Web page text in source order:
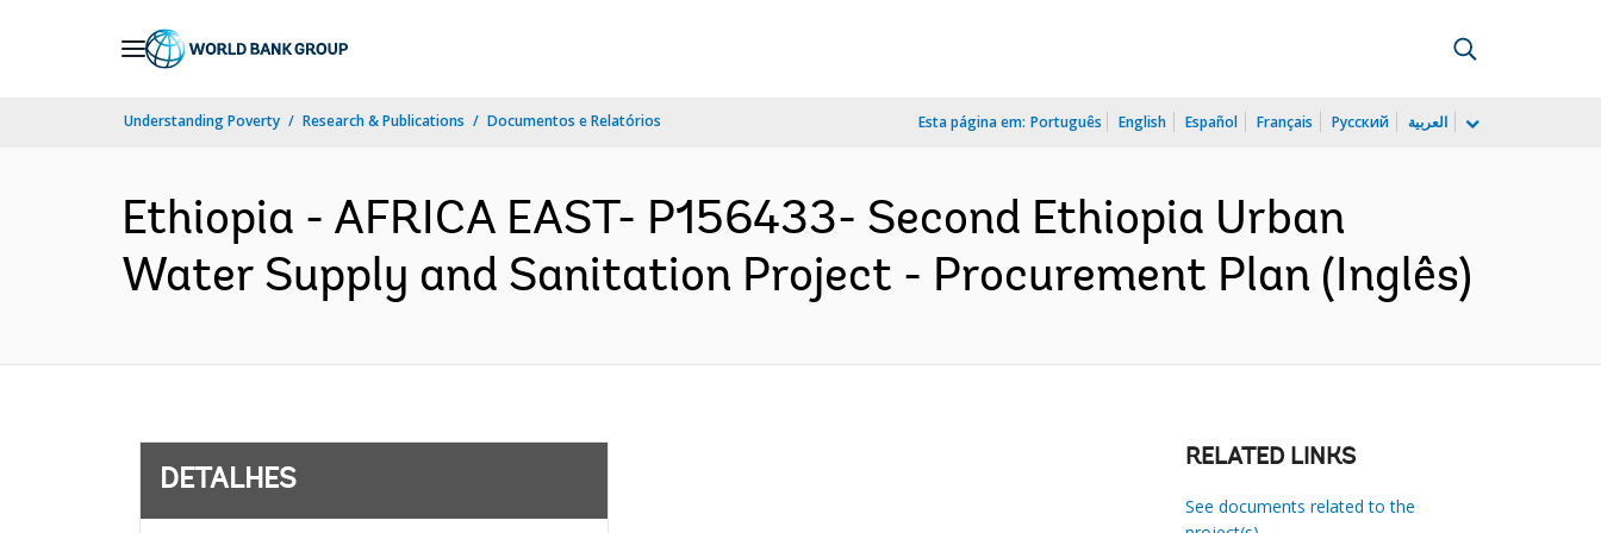
Understanding Poverty Research & Publications Documentos e Relatórios Esta página em: Português English Español Français Русский العربية
Ethiopia - AFRICA EAST- P156433- Second Ethiopia Urban
Water Supply and Sanitation Project - Procurement Plan (Inglês)
DETALHES
RELATED LINKS
See documents related to the